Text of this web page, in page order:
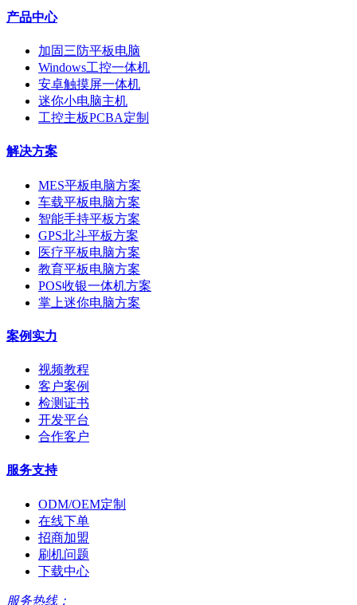
产品中心
加固三防平板电脑
Windows工控一体机
安卓触摸屏一体机
迷你小电脑主机
工控主板PCBA定制
解决方案
MES平板电脑方案
车载平板电脑方案
智能手持平板方案
GPS北斗平板方案
医疗平板电脑方案
教育平板电脑方案
POS收银一体机方案
掌上迷你电脑方案
案例实力
视频教程
客户案例
检测证书
开发平台
合作客户
服务支持
ODM/OEM定制
在线下单
招商加盟
刷机问题
下载中心
服务热线：